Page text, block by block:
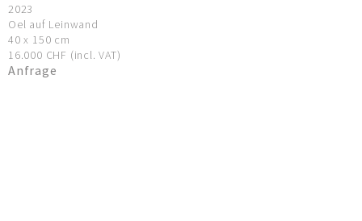
2023
Oel auf Leinwand
40 x 150 cm
16.000 CHF (incl. VAT)
Anfrage